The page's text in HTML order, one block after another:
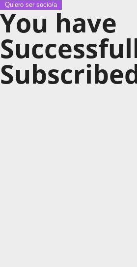
Quiero ser socio/a
You have